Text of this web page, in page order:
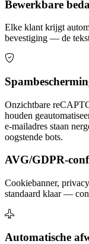
Bewerkbare
Elke klant krijgt
bevestiging — de
Onzichtbare
houden
e-mailadres staan
oogstende bots.
AVG/GDPR-
Cookiebanner,
standaard klaar —
Automatische